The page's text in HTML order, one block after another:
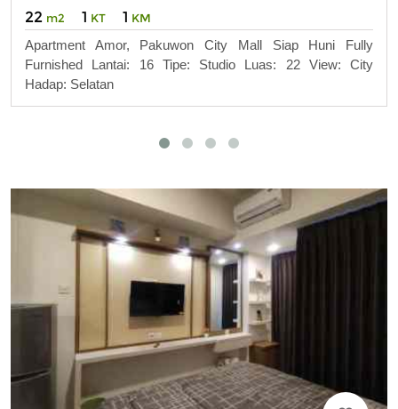
22 m2 1 KT 1 KM
Apartment Amor, Pakuwon City Mall Siap Huni Fully
Furnished Lantai: 16 Tipe: Studio Luas: 22 View: City
Hadap: Selatan